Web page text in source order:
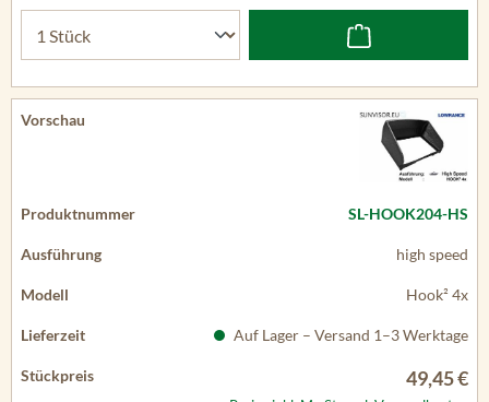
SL-HOOK204-HS
high speed
Hook² 4x
Auf Lager – Versand 1–3 Werktage
49,45 €